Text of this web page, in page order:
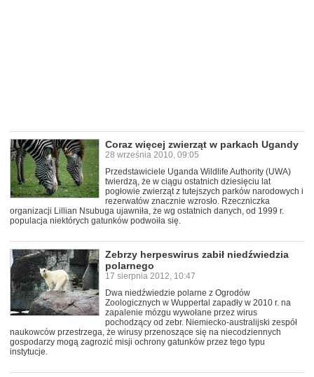
Coraz więcej zwierząt w parkach Ugandy
28 września 2010, 09:05
Przedstawiciele Uganda Wildlife Authority (UWA)
twierdzą, że w ciągu ostatnich dziesięciu lat
pogłowie zwierząt z tutejszych parków narodowych i
rezerwatów znacznie wzrosło. Rzeczniczka
organizacji Lillian Nsubuga ujawniła, że wg ostatnich danych, od 1999 r.
populacja niektórych gatunków podwoiła się.
Zebrzy herpeswirus zabił niedźwiedzia
polarnego
17 sierpnia 2012, 10:47
Dwa niedźwiedzie polarne z Ogrodów
Zoologicznych w Wuppertal zapadły w 2010 r. na
zapalenie mózgu wywołane przez wirus
pochodzący od zebr. Niemiecko-australijski zespół
naukowców przestrzega, że wirusy przenoszące się na niecodziennych
gospodarzy mogą zagrozić misji ochrony gatunków przez tego typu
instytucje.